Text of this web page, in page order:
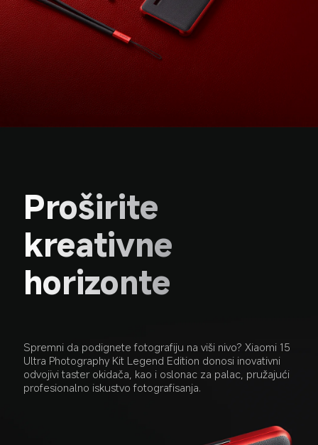
Proširite
kreativne
horizonte
Spremni da podignete fotografiju na viši nivo? Xiaomi 15
Ultra Photography Kit Legend Edition donosi inovativni
odvojivi taster okidača, kao i oslonac za palac, pružajući
profesionalno iskustvo fotografisanja.